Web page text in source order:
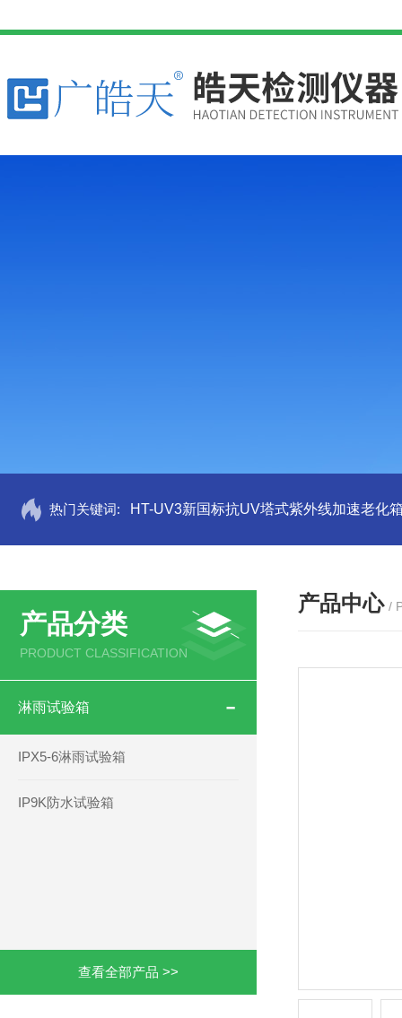
热门关键词: HT-UV3新国标抗UV塔式紫外线加速老化
产品分类
PRODUCT CLASSIFICATION
淋雨试验箱
IPX5-6淋雨试验箱
IP9K防水试验箱
查看全部产品 >>
产品中心 /